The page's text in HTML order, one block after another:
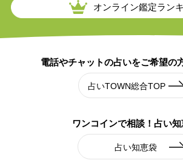
オンライン鑑定ラン
電話やチャットの占いをご希望の
占いTOWN総合TOP
ワンコインで相談！ 占い
占い知恵袋